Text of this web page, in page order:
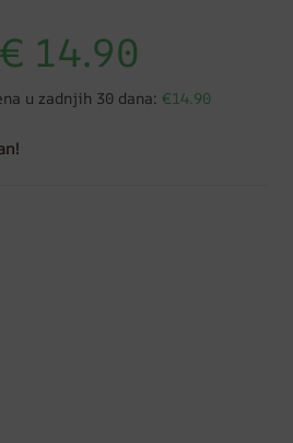
€ 14.90
u zadnjih 30 dana: €14.90